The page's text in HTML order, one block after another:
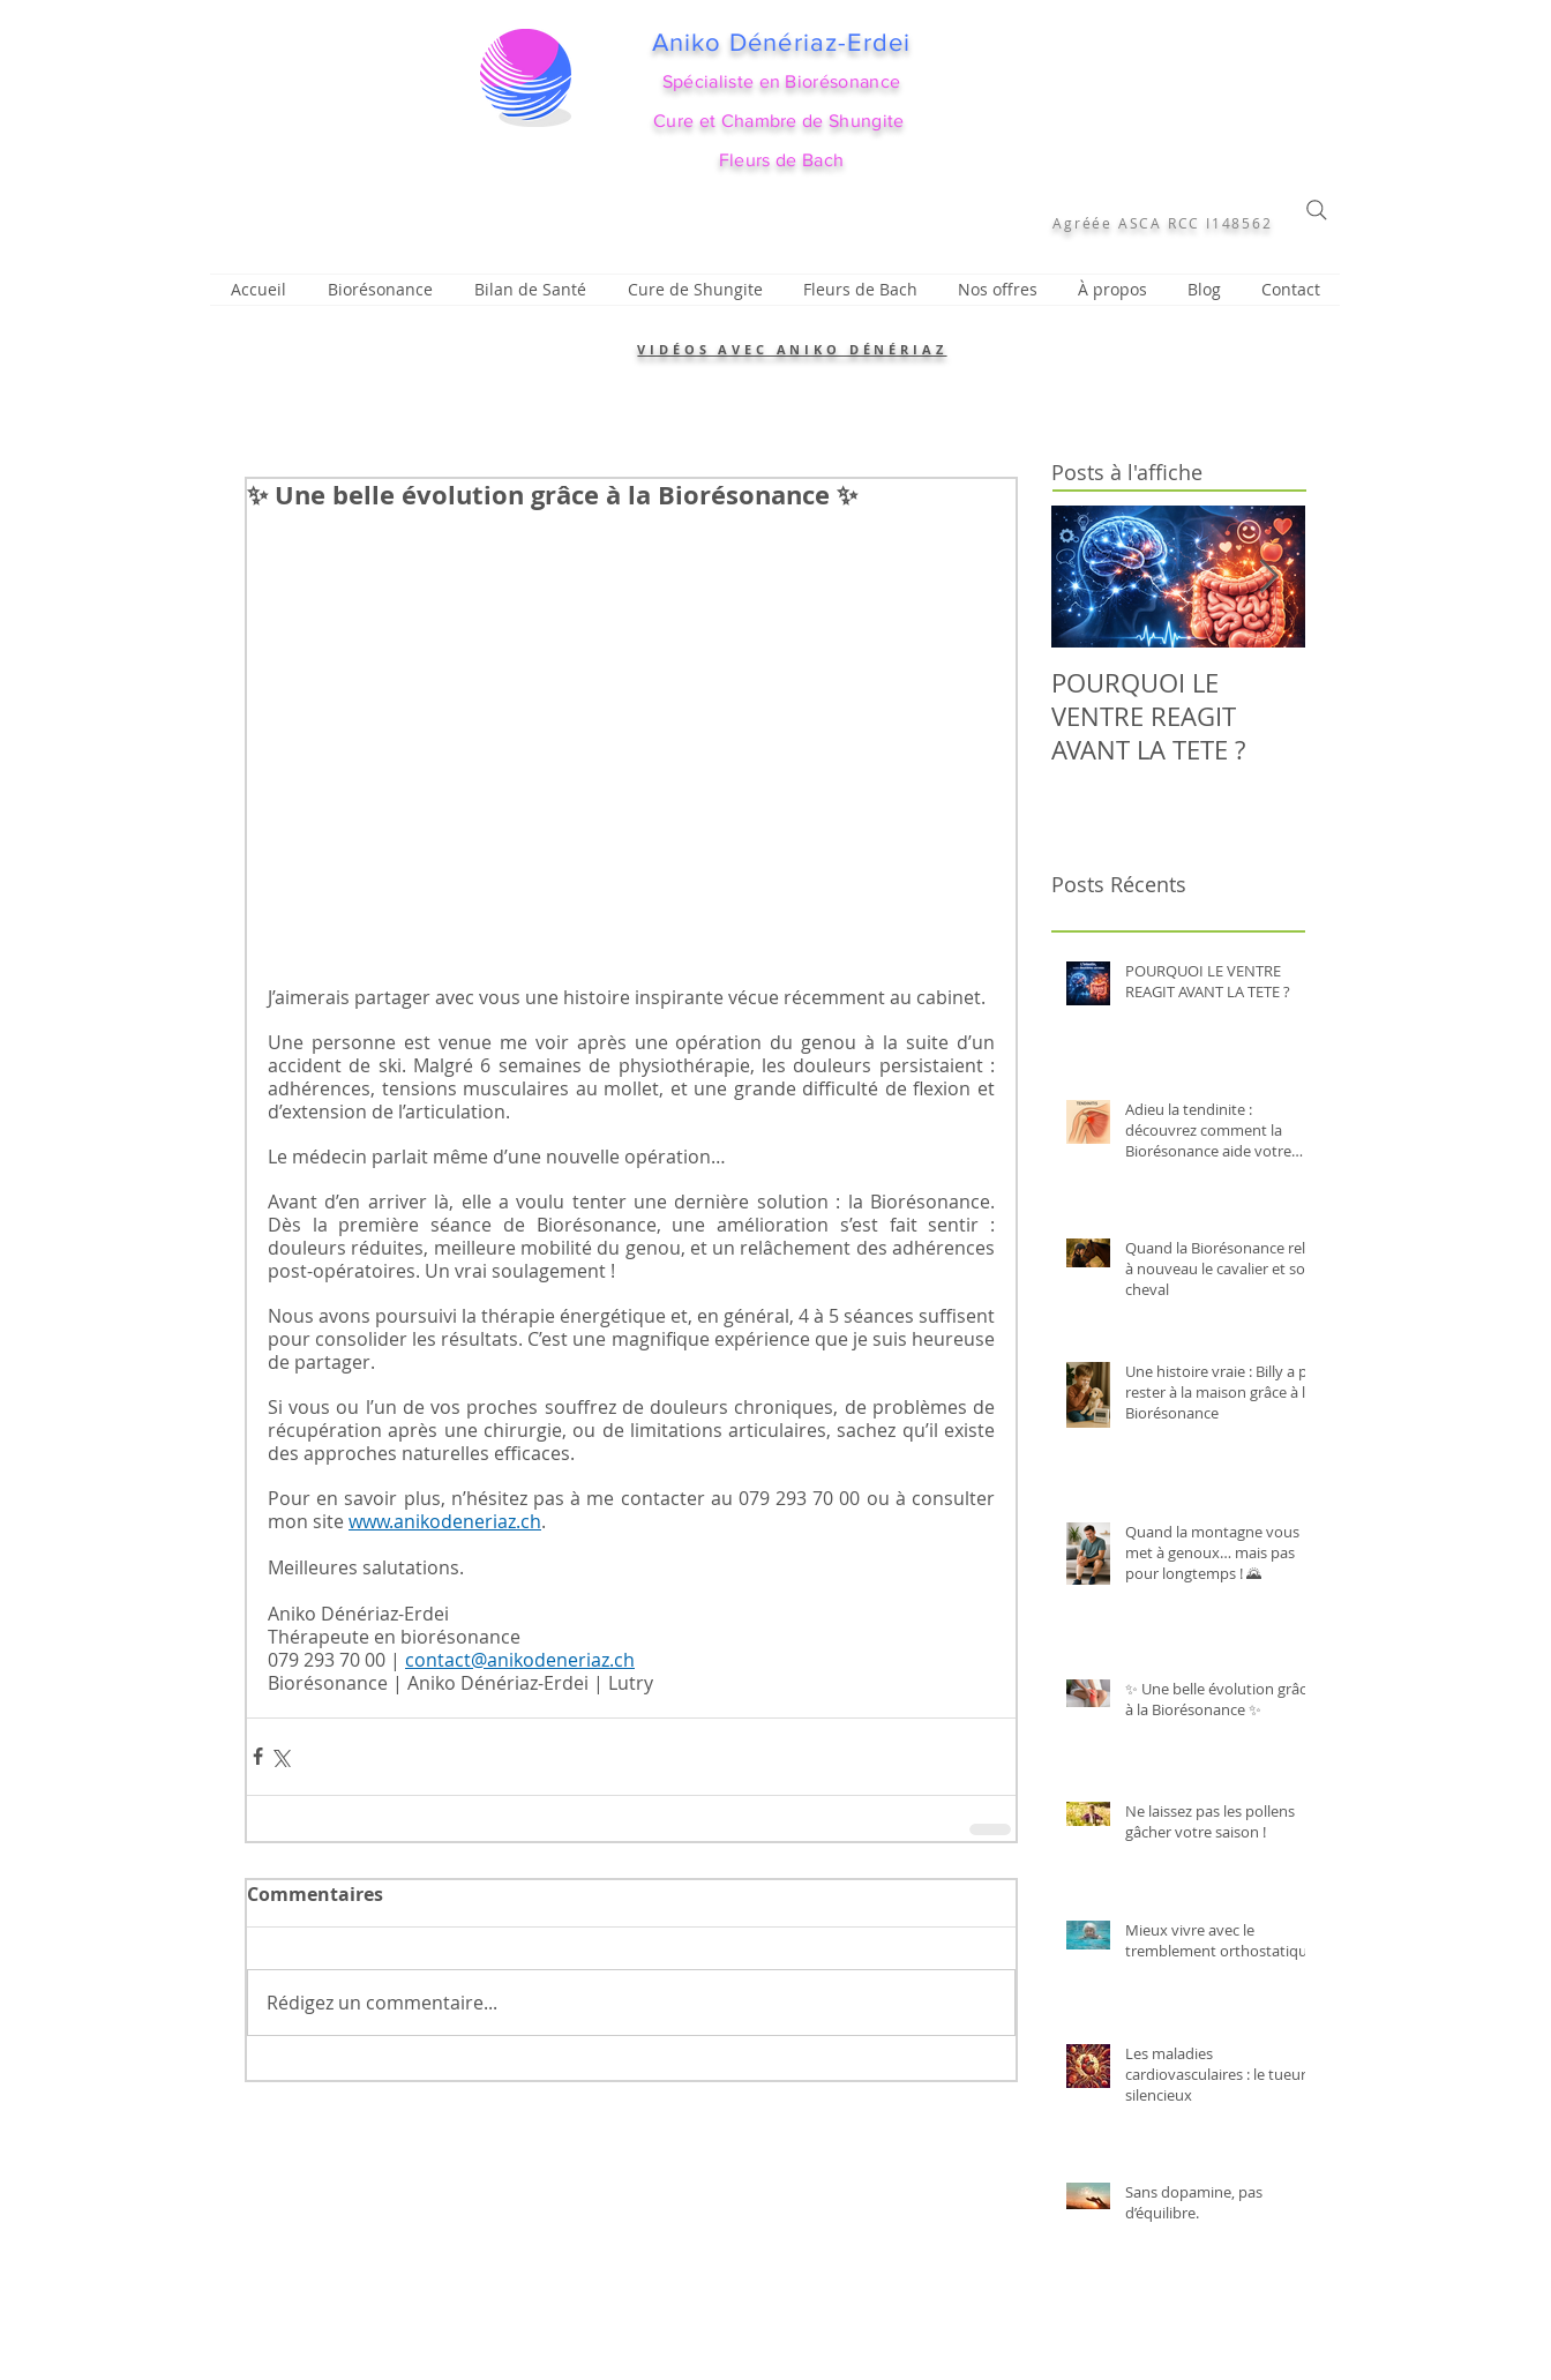
Aniko Dénériaz-Erdei
Spécialiste en Biorésonance
Cure et Chambre de Shungite
Fleurs de Bach
Agréée ASCA RCC I148562
Accueil Biorésonance Bilan de Santé Cure de Shungite Fleurs de Bach Nos offres À propos Blog Contact
VIDÉOS AVEC ANIKO DÉNÉRIAZ
✨ Une belle évolution grâce à la Biorésonance ✨
J’aimerais partager avec vous une histoire inspirante vécue récemment au cabinet.
Une personne est venue me voir après une opération du genou à la suite d’un
accident de ski. Malgré 6 semaines de physiothérapie, les douleurs persistaient :
adhérences, tensions musculaires au mollet, et une grande difficulté de flexion et
d’extension de l’articulation.
Le médecin parlait même d’une nouvelle opération…
Avant d’en arriver là, elle a voulu tenter une dernière solution : la Biorésonance.
Dès la première séance de Biorésonance, une amélioration s’est fait sentir :
douleurs réduites, meilleure mobilité du genou, et un relâchement des adhérences
post-opératoires. Un vrai soulagement !
Nous avons poursuivi la thérapie énergétique et, en général, 4 à 5 séances suffisent
pour consolider les résultats. C’est une magnifique expérience que je suis heureuse
de partager.
Si vous ou l’un de vos proches souffrez de douleurs chroniques, de problèmes de
récupération après une chirurgie, ou de limitations articulaires, sachez qu’il existe
des approches naturelles efficaces.
Pour en savoir plus, n’hésitez pas à me contacter au 079 293 70 00 ou à consulter
mon site www.anikodeneriaz.ch.
Meilleures salutations.
Aniko Dénériaz-Erdei
Thérapeute en biorésonance
079 293 70 00 | contact@anikodeneriaz.ch
Biorésonance | Aniko Dénériaz-Erdei | Lutry
Commentaires
Rédigez un commentaire...
Posts à l'affiche
POURQUOI LE
VENTRE REAGIT
AVANT LA TETE ?
Posts Récents
POURQUOI LE VENTRE
REAGIT AVANT LA TETE ?
Adieu la tendinite :
découvrez comment la
Biorésonance aide votre
Quand la Biorésonance relie
à nouveau le cavalier et son
cheval
Une histoire vraie : Billy a pu
rester à la maison grâce à la
Biorésonance
Quand la montagne vous
met à genoux… mais pas
pour longtemps ! 🌄
✨ Une belle évolution grâce
à la Biorésonance ✨
Ne laissez pas les pollens
gâcher votre saison !
Mieux vivre avec le
tremblement orthostatique.
Les maladies
cardiovasculaires : le tueur
silencieux
Sans dopamine, pas
d’équilibre.